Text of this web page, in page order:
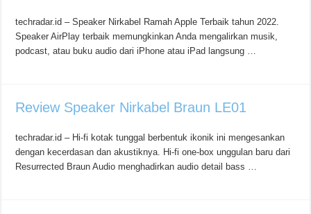
techradar.id – Speaker Nirkabel Ramah Apple Terbaik tahun 2022.
Speaker AirPlay terbaik memungkinkan Anda mengalirkan musik,
podcast, atau buku audio dari iPhone atau iPad langsung …
Review Speaker Nirkabel Braun LE01
techradar.id – Hi-fi kotak tunggal berbentuk ikonik ini mengesankan
dengan kecerdasan dan akustiknya. Hi-fi one-box unggulan baru dari
Resurrected Braun Audio menghadirkan audio detail bass …